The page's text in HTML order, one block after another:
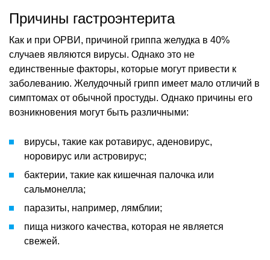
Причины гастроэнтерита
Как и при ОРВИ, причиной гриппа желудка в 40%
случаев являются вирусы. Однако это не
единственные факторы, которые могут привести к
заболеванию. Желудочный грипп имеет мало отличий в
симптомах от обычной простуды. Однако причины его
возникновения могут быть различными:
вирусы, такие как ротавирус, аденовирус,
норовирус или астровирус;
бактерии, такие как кишечная палочка или
сальмонелла;
паразиты, например, лямблии;
пища низкого качества, которая не является
свежей.